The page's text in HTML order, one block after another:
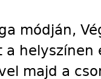
módján,
helyszínen
majd a